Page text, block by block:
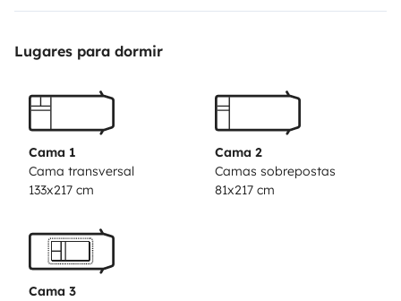
Lugares para dormir
Cama 1
Cama transversal
133x217 cm
Cama 2
Camas sobrepostas
81x217 cm
Cama 3